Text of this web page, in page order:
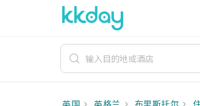
英国 英格兰 布里斯托尔